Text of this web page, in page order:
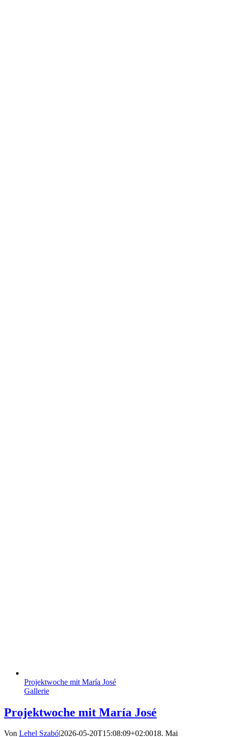
Projektwoche mit María José
Gallerie
Projektwoche mit María José
Von Lehel Szabó|2026-05-20T15:08:09+02:0018. Mai